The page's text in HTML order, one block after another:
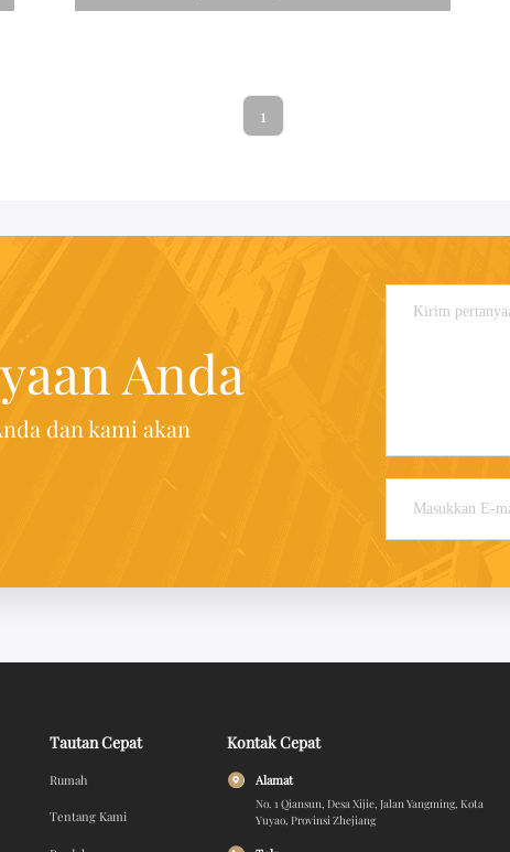
1
Anda
dan kami akan
Tautan Cepat
Rumah
Tentang Kami
Kontak Cepat
Alamat
No. 1 Qiansun, Desa Xijie, Jalan Yangming, Kota
Yuyao, Provinsi Zhejiang